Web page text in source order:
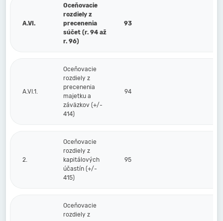
A.VI.
Oceňovacie
rozdiely z
precenenia
súčet (r. 94 až
r. 96)
93
A.VI.1.
Oceňovacie
rozdiely z
precenenia
majetku a
záväzkov (+/-
414)
94
2.
Oceňovacie
rozdiely z
kapitálových
účastín (+/-
415)
95
Oceňovacie
rozdiely z